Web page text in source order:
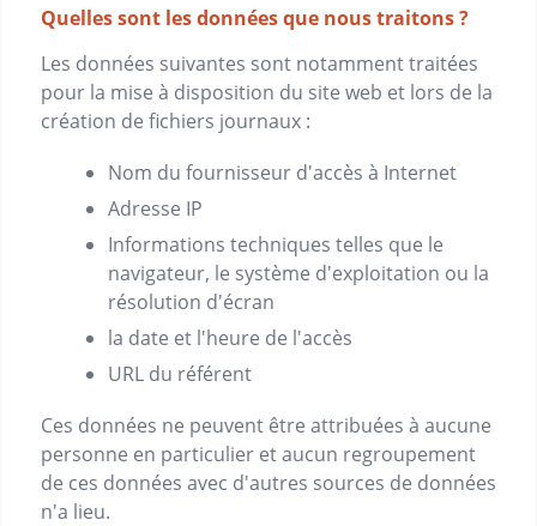
Quelles sont les données que nous traitons ?
Les données suivantes sont notamment traitées
pour la mise à disposition du site web et lors de la
création de fichiers journaux :
Nom du fournisseur d'accès à Internet
Adresse IP
Informations techniques telles que le
navigateur, le système d'exploitation ou la
résolution d'écran
la date et l'heure de l'accès
URL du référent
Ces données ne peuvent être attribuées à aucune
personne en particulier et aucun regroupement
de ces données avec d'autres sources de données
n'a lieu.